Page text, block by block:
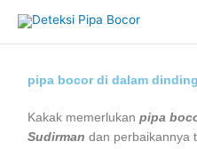
content
pipa bocor di dalam
Kakak memerlukan pipa
Sudirman dan perbaikannya